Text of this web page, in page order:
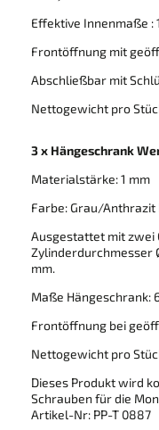
Effektive Innenmaße :
Frontöffnung mit
Abschließbar mit
Nettogewicht pro
3 x Hängeschrank
Materialstärke: 1 mm
Farbe: Grau/
Ausgestattet mit zwei
Zylinderdurchmesser
mm.
Maße Hängeschrank:
Frontöffnung bei
Nettogewicht pro
Dieses Produkt wird
Schrauben für die
Artikel-Nr: PP-T 0887